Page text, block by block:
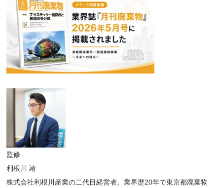
監修
利根川 靖
株式会社利根川産業の二代目経営者。業界歴20年で東京都廃棄物